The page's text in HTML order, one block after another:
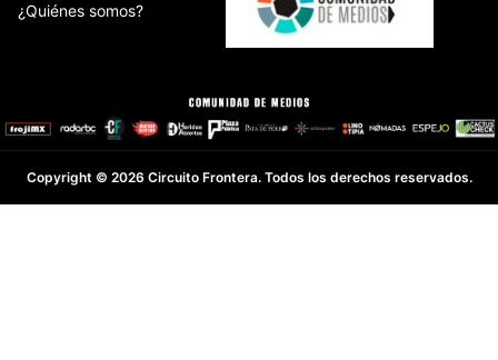
¿Quiénes somos?
Copyright © 2026 Circuito Frontera. Todos los derechos reservados.